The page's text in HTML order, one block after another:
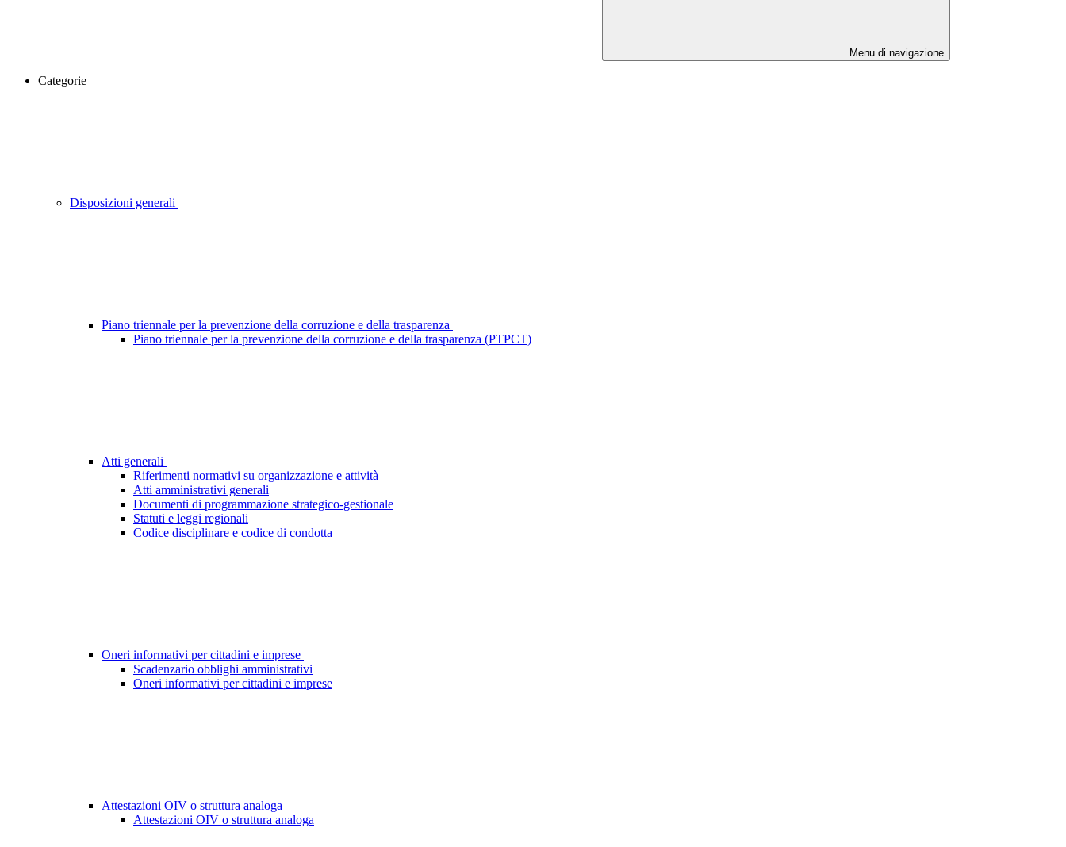
Menu di navigazione
Categorie
Disposizioni generali
Piano triennale per la prevenzione della corruzione e della trasparenza
Piano triennale per la prevenzione della corruzione e della trasparenza (PTPCT)
Atti generali
Riferimenti normativi su organizzazione e attività
Atti amministrativi generali
Documenti di programmazione strategico-gestionale
Statuti e leggi regionali
Codice disciplinare e codice di condotta
Oneri informativi per cittadini e imprese
Scadenzario obblighi amministrativi
Oneri informativi per cittadini e imprese
Attestazioni OIV o struttura analoga
Attestazioni OIV o struttura analoga